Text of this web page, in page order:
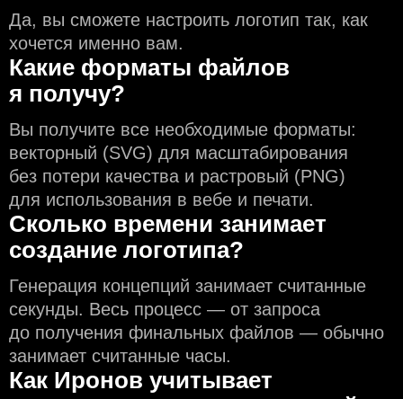
Да, вы сможете настроить логотип так, как
хочется именно вам.
Какие форматы файлов
я получу?
Вы получите все необходимые форматы:
векторный (SVG) для масштабирования
без потери качества и растровый (PNG)
для использования в вебе и печати.
Сколько времени занимает
создание логотипа?
Генерация концепций занимает считанные
секунды. Весь процесс — от запроса
до получения финальных файлов — обычно
занимает считанные часы.
Как Иронов учитывает